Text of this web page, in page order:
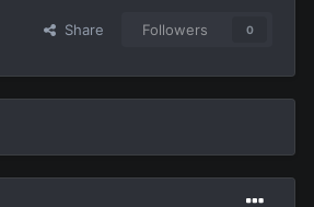
Share Followers 0